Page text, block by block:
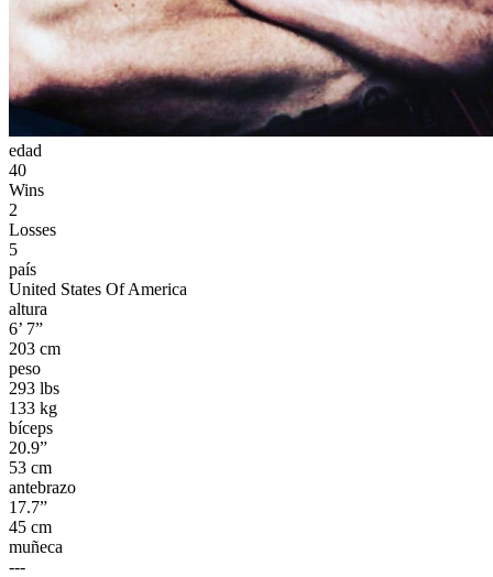
edad
40
Wins
2
Losses
5
país
United States Of America
altura
6’ 7”
203 cm
peso
293 lbs
133 kg
bíceps
20.9”
53 cm
antebrazo
17.7”
45 cm
muñeca
---